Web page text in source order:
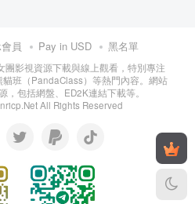
員 Pay in USD 黑名單
影視資源下載與線上觀看，特別專注
班（PandaClass）等熱門內容。網站
，包括網盤、ED2K連結下載等。
All Rights Reserved